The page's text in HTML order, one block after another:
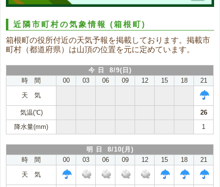
近隣市町村の気象情報(箱根町)
箱根町の役所付近の天気予報を掲載しております。掲載市
町村（都道府県）は山頂の位置を元に定めています。
今 日 8/9(日)
時 間
00 03 06 09 12 15 18
21
天 気
気温(℃)
26
降水量(mm)
1
明 日 8/10(月)
時 間
00 03 06 09 12 15 18
21
天 気